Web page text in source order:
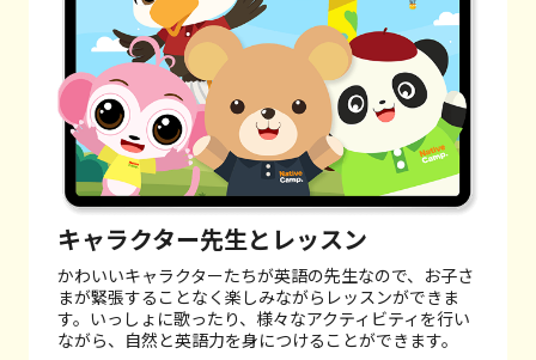
キャラクター先生とレッスン
かわいいキャラクターたちが英語の先生なので、お子さ
まが緊張することなく楽しみながらレッスンができま
す。 いっしょに歌ったり、様々なアクティビティを行い
ながら、自然と英語力を身につけることができます。